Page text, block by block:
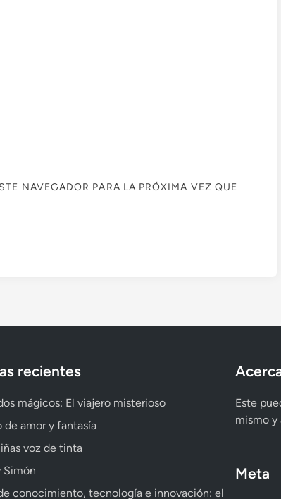
NAVEGADOR PARA LA PRÓXIMA VEZ QUE
recientes
mágicos: El viajero misterioso
de amor y fantasía
voz de tinta
Simón
conocimiento, tecnología e innovación: el
Este
mismo y
Meta